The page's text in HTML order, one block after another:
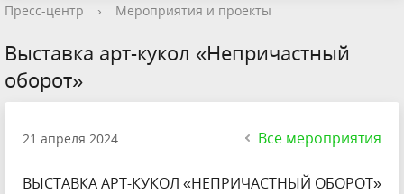
Пресс-центр › Мероприятия и проекты
Выставка арт-кукол «Непричастный
оборот»
21 апреля 2024 Все мероприятия
ВЫСТАВКА АРТ-КУКОЛ «НЕПРИЧАСТНЫЙ ОБОРОТ»